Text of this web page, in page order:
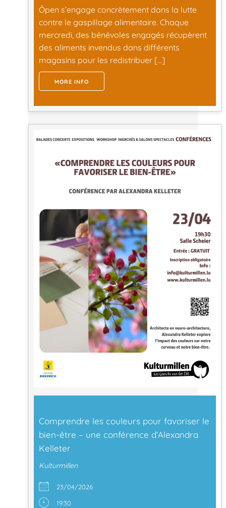
Ôpen s’engage concrètement dans la lutte
contre le gaspillage alimentaire. Chaque
mercredi, des bénévoles engagés récupèrent
des aliments invendus dans différents
magasins pour les redistribuer […]
MORE INFO
Comprendre les couleurs pour favoriser le
bien-être – une conférence d’Alexandra
Kelleter
Kulturmillen
23/04/2026
19:30